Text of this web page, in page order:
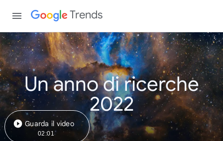
Trends
Un anno di ricerche
2022
Guarda il video
02:01